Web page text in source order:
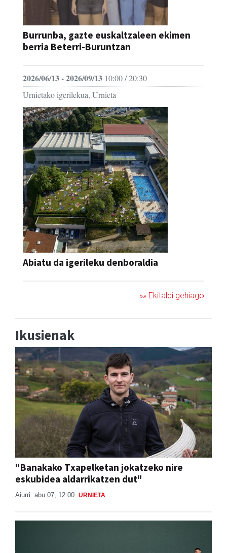
Burrunba, gazte euskaltzaleen ekimen
berria Beterri-Buruntzan
2026/06/13 - 2026/09/13 10:00 / 20:30
Urnietako igerilekua, Urnieta
Abiatu da igerileku denboraldia
»» Ekitaldi gehiago
Ikusienak
"Banakako Txapelketan jokatzeko nire
eskubidea aldarrikatzen dut"
Aiurri abu 07, 12:00 URNIETA